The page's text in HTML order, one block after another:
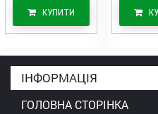
КУПИТИ
ІНФОРМАЦІЯ
ГОЛОВНА СТОРІНКА